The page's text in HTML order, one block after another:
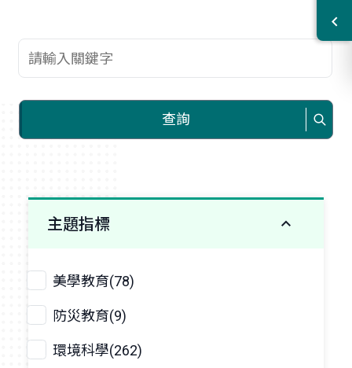
查詢關鍵字
查詢
主題指標
美學教育(78)
防災教育(9)
環境科學(262)